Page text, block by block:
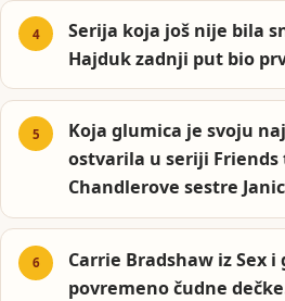
Serija koja još nije bila
Hajduk zadnji put bio
Koja glumica je svoju
ostvarila u seriji
Chandlerove sestre
Carrie Bradshaw iz Sex
povremeno čudne